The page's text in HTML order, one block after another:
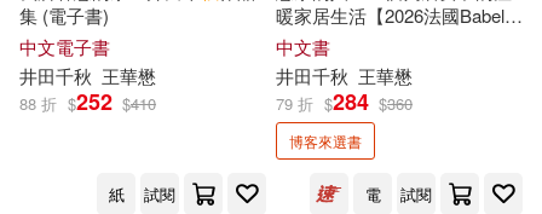
高清德(9) 高秋德(9)
ナナシまる(8) 小柳順治(8)
李涵秋(8)
江蘇文藝出版社(28)
湖南文藝出版社(28)
龍門書局(28)
集 (電子書)
中文電子書
井田千秋 王華懋
88 折 $252 $410
紙 試閱
暖家居生活【2026法國Babelio
讀者票選獎漫畫部門大獎】
中文書
井田千秋 王華懋
79 折 $284 $360
博客來選書
電 試閱